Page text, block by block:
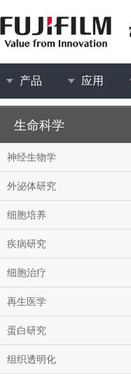
产品 应用
生命科学
神经生物学
外泌体研究
细胞培养
疾病研究
细胞治疗
再生医学
蛋白研究
组织透明化